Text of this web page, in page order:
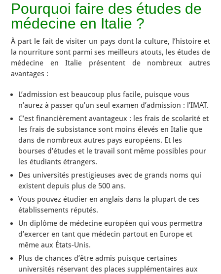
Pourquoi faire des études de
médecine en Italie ?
À part le fait de visiter un pays dont la culture, l’histoire et
la nourriture sont parmi ses meilleurs atouts, les études de
médecine en Italie présentent de nombreux autres
avantages :
L’admission est beaucoup plus facile, puisque vous
n’aurez à passer qu’un seul examen d’admission : l’IMAT.
C’est financièrement avantageux : les frais de scolarité et
les frais de subsistance sont moins élevés en Italie que
dans de nombreux autres pays européens. Et les
bourses d’études et le travail sont même possibles pour
les étudiants étrangers.
Des universités prestigieuses avec de grands noms qui
existent depuis plus de 500 ans.
Vous pouvez étudier en anglais dans la plupart de ces
établissements réputés.
Un diplôme de médecine européen qui vous permettra
d’exercer en tant que médecin partout en Europe et
même aux États-Unis.
Plus de chances d’être admis puisque certaines
universités réservant des places supplémentaires aux